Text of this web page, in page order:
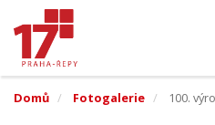
hlavnímu
obsahu
Domů
Fotogalerie 100.